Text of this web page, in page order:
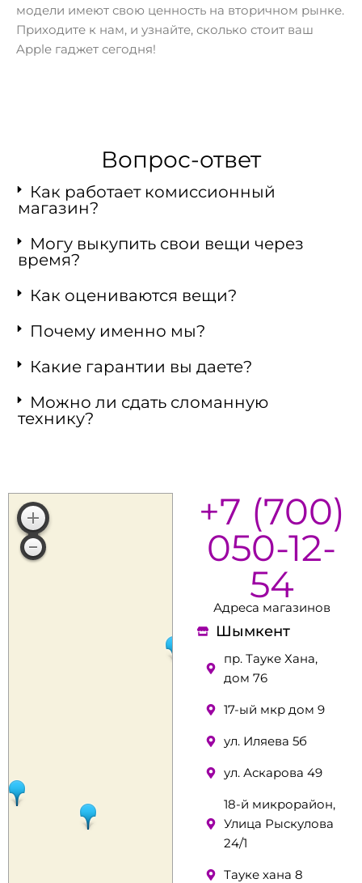
модели имеют свою ценность на вторичном рынке.
Приходите к нам, и узнайте, сколько стоит ваш
Apple гаджет сегодня!
Вопрос-ответ
Как работает комиссионный
магазин?
Могу выкупить свои вещи через
время?
Как оцениваются вещи?
Почему именно мы?
Какие гарантии вы даете?
Можно ли сдать сломанную
технику?
+7 (700)
050-12-
54
Адреса магазинов
Шымкент
пр. Тауке Хана,
дом 76
17-ый мкр дом 9
ул. Иляева 5б
ул. Аскарова 49
18-й микрорайон,
Улица Рыскулова
24/1
Тауке хана 8